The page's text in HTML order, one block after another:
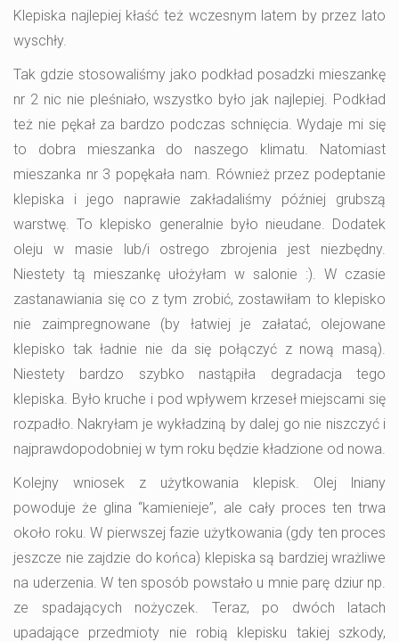
Klepiska najlepiej kłaść też wczesnym latem by przez lato
wyschły.
Tak gdzie stosowaliśmy jako podkład posadzki mieszankę
nr 2 nic nie pleśniało, wszystko było jak najlepiej. Podkład
też nie pękał za bardzo podczas schnięcia. Wydaje mi się
to dobra mieszanka do naszego klimatu. Natomiast
mieszanka nr 3 popękała nam. Również przez podeptanie
klepiska i jego naprawie zakładaliśmy później grubszą
warstwę. To klepisko generalnie było nieudane. Dodatek
oleju w masie lub/i ostrego zbrojenia jest niezbędny.
Niestety tą mieszankę ułożyłam w salonie :). W czasie
zastanawiania się co z tym zrobić, zostawiłam to klepisko
nie zaimpregnowane (by łatwiej je załatać, olejowane
klepisko tak ładnie nie da się połączyć z nową masą).
Niestety bardzo szybko nastąpiła degradacja tego
klepiska. Było kruche i pod wpływem krzeseł miejscami się
rozpadło. Nakryłam je wykładziną by dalej go nie niszczyć i
najprawdopodobniej w tym roku będzie kładzione od nowa.
Kolejny wniosek z użytkowania klepisk. Olej lniany
powoduje że glina “kamienieje”, ale cały proces ten trwa
około roku. W pierwszej fazie użytkowania (gdy ten proces
jeszcze nie zajdzie do końca) klepiska są bardziej wrażliwe
na uderzenia. W ten sposób powstało u mnie parę dziur np.
ze spadających nożyczek. Teraz, po dwóch latach
upadające przedmioty nie robią klepisku takiej szkody,